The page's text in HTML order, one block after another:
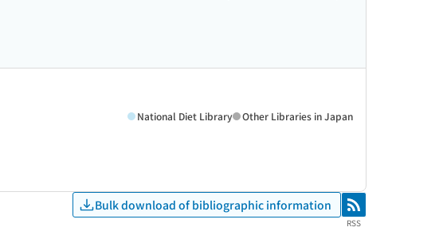
National Diet Library Other Libraries in Japan
Bulk download of bibliographic information RSS
RSS